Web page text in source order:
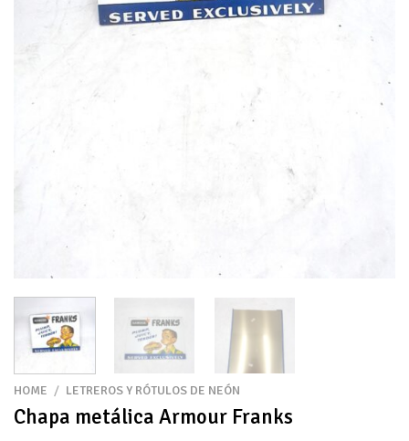
HOME / LETREROS Y RÓTULOS DE NEÓN
Chapa metálica Armour Franks